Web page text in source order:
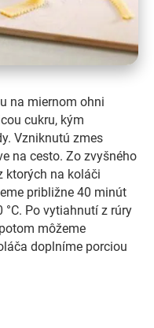
na miernom ohni
cukru, kým
Vzniknutú zmes
na cesto. Zo zvyšného
ktorých na koláči
približne 40 minút
°C. Po vytiahnutí z rúry
môžeme
doplníme porciou